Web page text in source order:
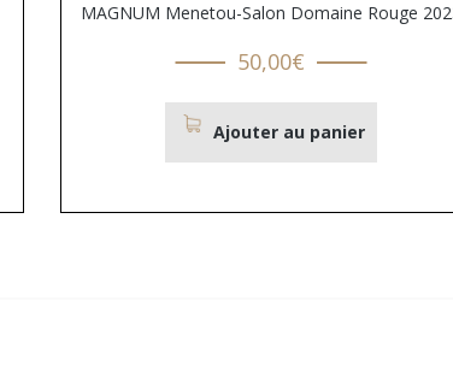
MAGNUM Menetou-Salon Domaine Rouge
50,00€
Ajouter au panier